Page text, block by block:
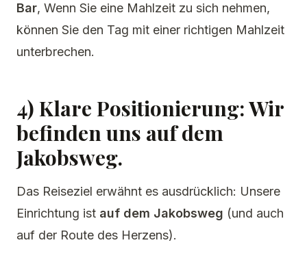
Bar, Wenn Sie eine Mahlzeit zu sich nehmen,
können Sie den Tag mit einer richtigen Mahlzeit
unterbrechen.
4) Klare Positionierung: Wir
befinden uns auf dem
Jakobsweg.
Das Reiseziel erwähnt es ausdrücklich: Unsere
Einrichtung ist auf dem Jakobsweg (und auch
auf der Route des Herzens).